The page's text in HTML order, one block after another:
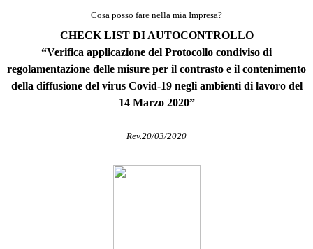
Cosa posso fare nella mia Impresa?
CHECK LIST DI AUTOCONTROLLO
“Verifica applicazione del Protocollo condiviso di
regolamentazione delle misure per il contrasto e il contenimento
della diffusione del virus Covid-19 negli ambienti di lavoro del
14 Marzo 2020”
Rev.20/03/2020